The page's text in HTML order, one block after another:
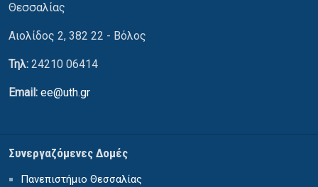
Θεσσαλίας
Αιολίδος 2, 382 22 - Βόλος
Τηλ: 24210 06414
Email: ee@uth.gr
Συνεργαζόμενες Δομές
Πανεπιστήμιο Θεσσαλίας